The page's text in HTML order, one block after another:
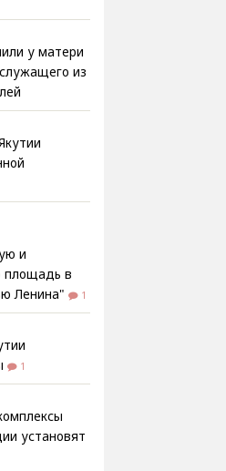
у матери
из
и
площадь в
Ленина"
1
1
установят